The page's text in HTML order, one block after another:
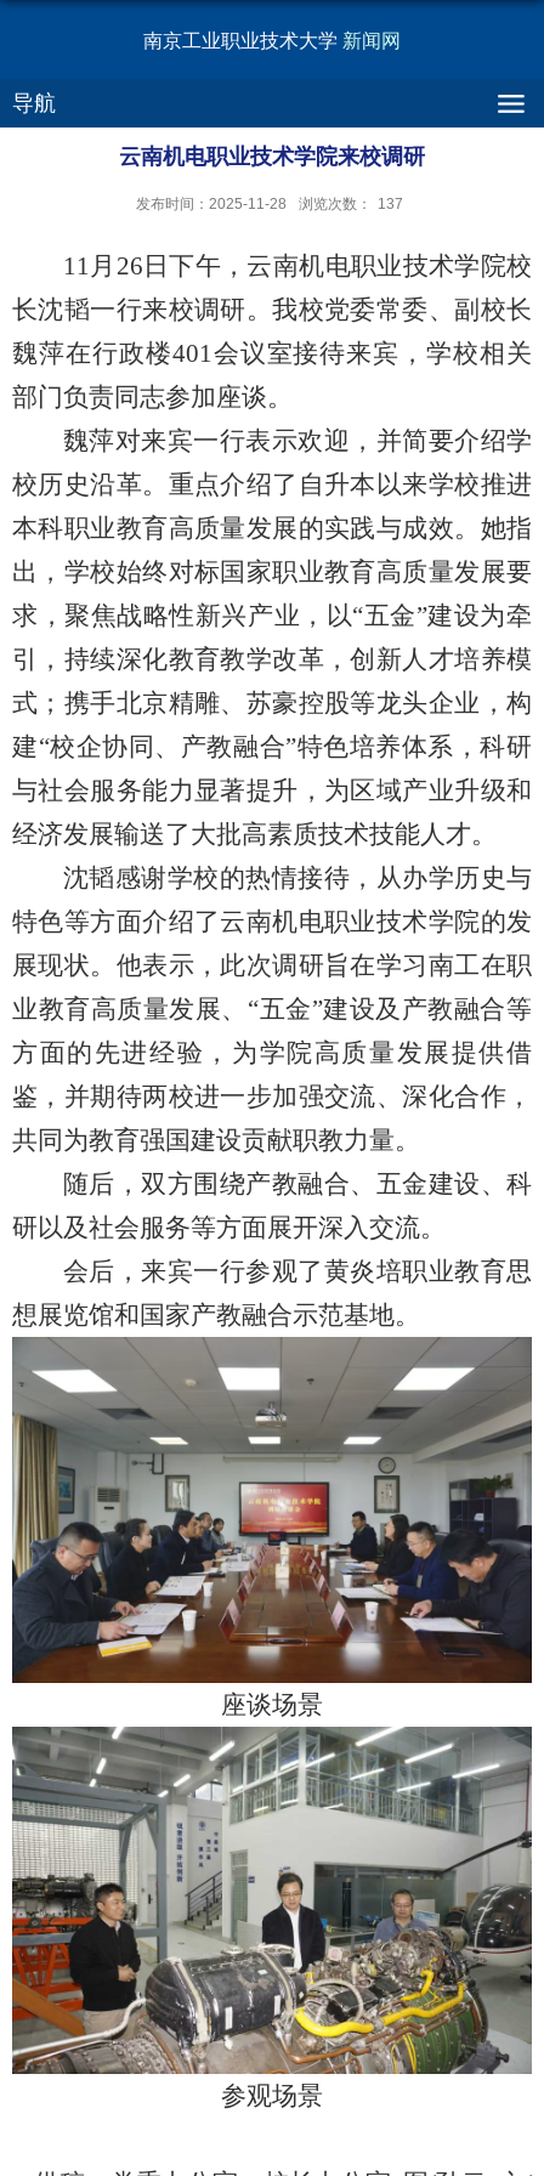
南京工业职业技术大学 新闻网
导航
云南机电职业技术学院来校调研
发布时间：2025-11-28 浏览次数： 137
11月26日下午，云南机电职业技术学院校
长沈韬一行来校调研。我校党委常委、副校长
魏萍在行政楼401会议室接待来宾，学校相关
部门负责同志参加座谈。
魏萍对来宾一行表示欢迎，并简要介绍学
校历史沿革。重点介绍了自升本以来学校推进
本科职业教育高质量发展的实践与成效。她指
出，学校始终对标国家职业教育高质量发展要
求，聚焦战略性新兴产业，以“五金”建设为牵
引，持续深化教育教学改革，创新人才培养模
式；携手北京精雕、苏豪控股等龙头企业，构
建“校企协同、产教融合”特色培养体系，科研
与社会服务能力显著提升，为区域产业升级和
经济发展输送了大批高素质技术技能人才。
沈韬感谢学校的热情接待，从办学历史与
特色等方面介绍了云南机电职业技术学院的发
展现状。他表示，此次调研旨在学习南工在职
业教育高质量发展、“五金”建设及产教融合等
方面的先进经验，为学院高质量发展提供借
鉴，并期待两校进一步加强交流、深化合作，
共同为教育强国建设贡献职教力量。
随后，双方围绕产教融合、五金建设、科
研以及社会服务等方面展开深入交流。
会后，来宾一行参观了黄炎培职业教育思
想展览馆和国家产教融合示范基地。
座谈场景
参观场景